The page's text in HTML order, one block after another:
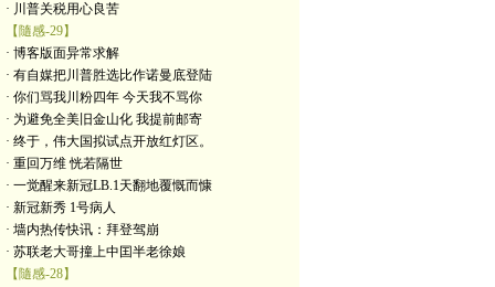
· 川普关税用心良苦
【隨感-29】
· 博客版面异常求解
· 有自媒把川普胜选比作诺曼底登陆
· 你们骂我川粉四年 今天我不骂你
· 为避免全美旧金山化 我提前邮寄
· 终于，伟大国拟试点开放红灯区。
· 重回万维 恍若隔世
· 一觉醒来新冠LB.1天翻地覆慨而慷
· 新冠新秀 1号病人
· 墙内热传快讯：拜登驾崩
· 苏联老大哥撞上中囯半老徐娘
【隨感-28】